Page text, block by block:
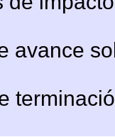
avance